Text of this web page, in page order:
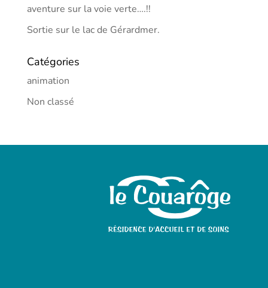
aventure sur la voie verte….!!
Sortie sur le lac de Gérardmer.
Catégories
animation
Non classé